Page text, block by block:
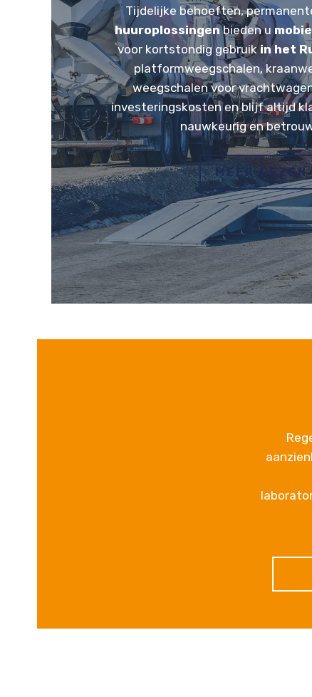
Tijdelijke behoeften,
huuroplossingenbieden u
voor kortstondig gebruikin het
platformweegschalen,
weegschalen voor
investeringskosten en blijf altijd
nauwkeurig en
MEER LEZEN